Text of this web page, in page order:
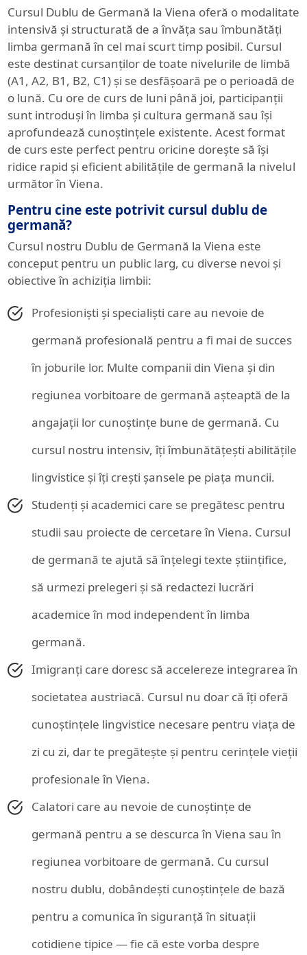
Cursul Dublu de Germană la Viena oferă o modalitate
intensivă și structurată de a învăța sau îmbunătăți
limba germană în cel mai scurt timp posibil. Cursul
este destinat cursanților de toate nivelurile de limbă
(A1, A2, B1, B2, C1) și se desfășoară pe o perioadă de
o lună. Cu ore de curs de luni până joi, participanții
sunt introduși în limba și cultura germană sau își
aprofundează cunoștințele existente. Acest format
de curs este perfect pentru oricine dorește să își
ridice rapid și eficient abilitățile de germană la nivelul
următor în Viena.
Pentru cine este potrivit cursul dublu de
germană?
Cursul nostru Dublu de Germană la Viena este
conceput pentru un public larg, cu diverse nevoi și
obiective în achiziția limbii:
Profesioniști și specialiști care au nevoie de
germană profesională pentru a fi mai de succes
în joburile lor. Multe companii din Viena și din
regiunea vorbitoare de germană așteaptă de la
angajații lor cunoștințe bune de germană. Cu
cursul nostru intensiv, îți îmbunătățești abilitățile
lingvistice și îți crești șansele pe piața muncii.
Studenți și academici care se pregătesc pentru
studii sau proiecte de cercetare în Viena. Cursul
de germană te ajută să înțelegi texte științifice,
să urmezi prelegeri și să redactezi lucrări
academice în mod independent în limba
germană.
Imigranți care doresc să accelereze integrarea în
societatea austriacă. Cursul nu doar că îți oferă
cunoștințele lingvistice necesare pentru viața de
zi cu zi, dar te pregătește și pentru cerințele vieții
profesionale în Viena.
Calatori care au nevoie de cunoștințe de
germană pentru a se descurca în Viena sau în
regiunea vorbitoare de germană. Cu cursul
nostru dublu, dobândești cunoștințele de bază
pentru a comunica în siguranță în situații
cotidiene tipice — fie că este vorba despre